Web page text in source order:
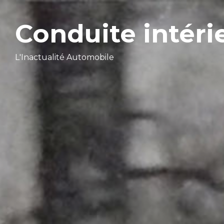
Conduite
L'Inactualité Automobile